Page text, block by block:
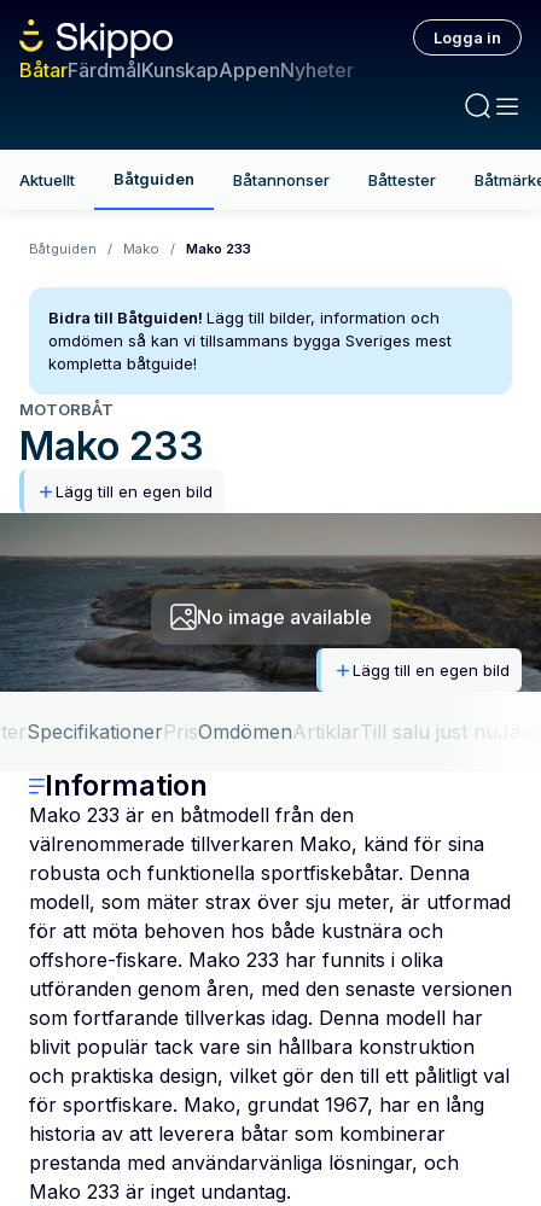
BåtarFärdmålKunskapAppenNyheter
Logga in
Aktuellt Båtguiden Båtannonser Båttester
Båtguiden / Mako / Mako 233
Bidra till Båtguiden! Lägg till bilder, information och
omdömen så kan vi tillsammans bygga Sveriges mest
kompletta båtguide!
MOTORBÅT
Mako 233
Lägg till en egen bild
No image available
Lägg till en egen bild
SpecifikationerPrisOmdömenArtiklarTill salu just nu
Information
Mako 233 är en båtmodell från den
välrenommerade tillverkaren Mako, känd för sina
robusta och funktionella sportfiskebåtar. Denna
modell, som mäter strax över sju meter, är utformad
för att möta behoven hos både kustnära och
offshore-fiskare. Mako 233 har funnits i olika
utföranden genom åren, med den senaste versionen
som fortfarande tillverkas idag. Denna modell har
blivit populär tack vare sin hållbara konstruktion
och praktiska design, vilket gör den till ett pålitligt val
för sportfiskare. Mako, grundat 1967, har en lång
historia av att leverera båtar som kombinerar
prestanda med användarvänliga lösningar, och
Mako 233 är inget undantag.